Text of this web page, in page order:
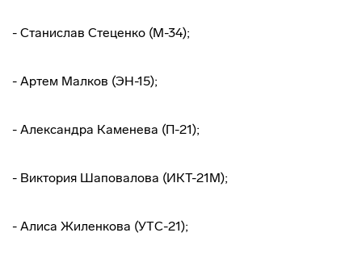
- Станислав Стеценко (М-34);
- Артем Малков (ЭН-15);
- Александра Каменева (П-21);
- Виктория Шаповалова (ИКТ-21М);
- Алиса Жиленкова (УТС-21);